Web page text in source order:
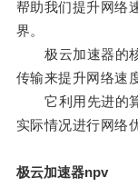
帮助我们提升网络
界。
极云加速器的核
传输来提升网络速
它利用先进的算
实际情况进行网络
极云加速器npv